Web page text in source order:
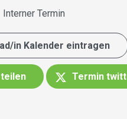
Interner Termin
in Kalender eintragen
Termin